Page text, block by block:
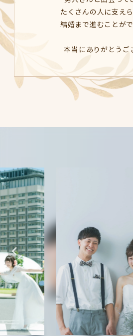
たくさんの人に支え
結婚まで進むことが
本当にありがとうご